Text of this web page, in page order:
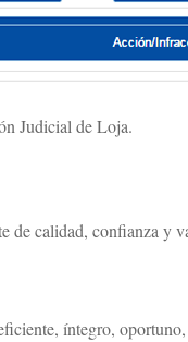
Judicial de Loja.
de calidad, confianza y
íntegro,